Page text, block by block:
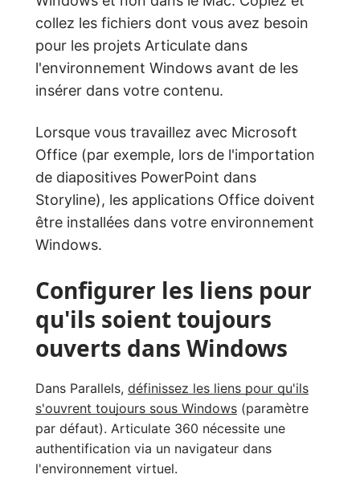
collez les fichiers dont vous avez besoin
pour les projets Articulate dans
l'environnement Windows avant de les
insérer dans votre contenu.
Lorsque vous travaillez avec Microsoft
Office (par exemple, lors de l'importation
de diapositives PowerPoint dans
Storyline), les applications Office doivent
être installées dans votre environnement
Windows.
Configurer les liens pour
qu'ils soient toujours
ouverts dans Windows
Dans Parallels, définissez les liens pour qu'ils
s'ouvrent toujours sous Windows (paramètre
par défaut). Articulate 360 nécessite une
authentification via un navigateur dans
l'environnement virtuel.